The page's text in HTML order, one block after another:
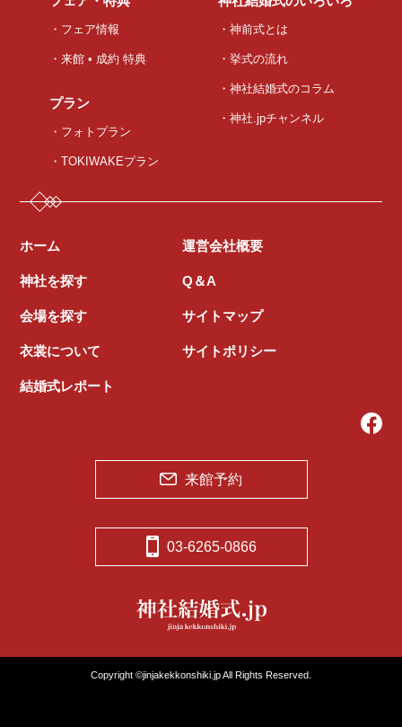
・フェア情報
・来館 • 成約 特典
プラン
・フォトプラン
・TOKIWAKEプラン
・神前式とは
・挙式の流れ
・神社結婚式のコラム
・神社.jpチャンネル
ホーム
神社を探す
会場を探す
衣裳について
結婚式レポート
運営会社概要
Q＆A
サイトマップ
サイトポリシー
来館予約
03-6265-0866
Copyright ©jinjakekkonshiki.jp All Rights Reserved.